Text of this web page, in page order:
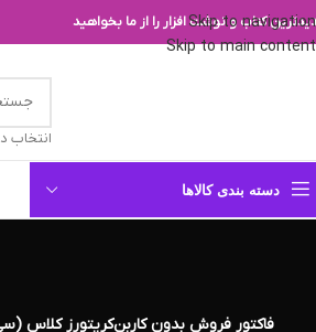
Skip to navigation
Skip to main content
کتاب و نوشت افزار را از ما بخواهید
انتخاب
دسته بندی کالاها
فاکتور فروش بدون کاربنکریتورز کلاس